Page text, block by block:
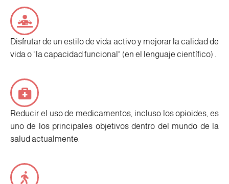
Disfrutar de un estilo de vida activo y mejorar la calidad de
vida o "la capacidad funcional" (en el lenguaje científico) .
Reducir el uso de medicamentos, incluso los opioides, es
uno de los principales objetivos dentro del mundo de la
salud actualmente.